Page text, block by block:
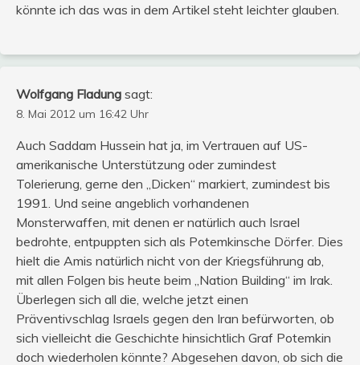
könnte ich das was in dem Artikel steht leichter glauben.
Wolfgang Fladung sagt:
8. Mai 2012 um 16:42 Uhr
Auch Saddam Hussein hat ja, im Vertrauen auf US-
amerikanische Unterstützung oder zumindest
Tolerierung, gerne den „Dicken“ markiert, zumindest bis
1991. Und seine angeblich vorhandenen
Monsterwaffen, mit denen er natürlich auch Israel
bedrohte, entpuppten sich als Potemkinsche Dörfer. Dies
hielt die Amis natürlich nicht von der Kriegsführung ab,
mit allen Folgen bis heute beim „Nation Building“ im Irak.
Überlegen sich all die, welche jetzt einen
Präventivschlag Israels gegen den Iran befürworten, ob
sich vielleicht die Geschichte hinsichtlich Graf Potemkin
doch wiederholen könnte? Abgesehen davon, ob sich die